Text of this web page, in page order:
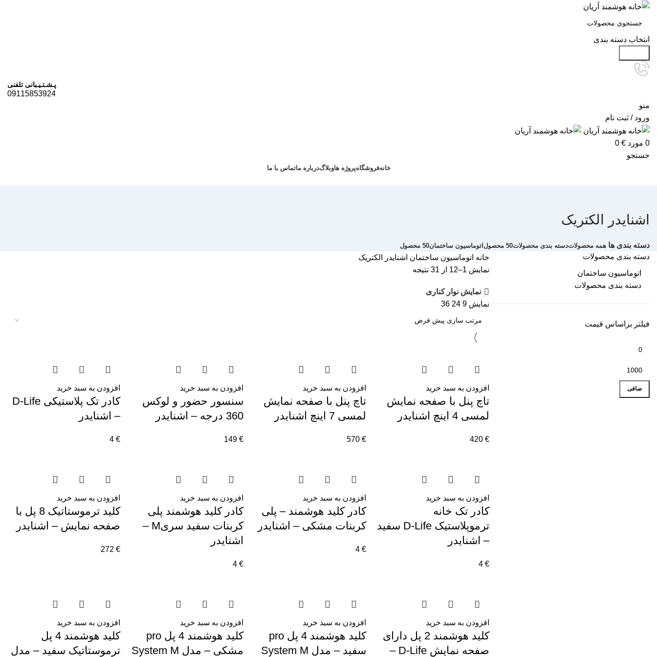
انتخاب دسته بندی
پـشـتـیـبانی تلفنی
09115853924
منو
ورود / ثبت نام
0 مورد 0 €
جستجو
خانهفروشگاهپروژه هاوبلاگدرباره ماتماس با ما
اشنایدر الکتریک
دسته بندی ها همه محصولاتدسته بندی محصولات50 محصول اتوماسیون ساختمان50 محصول
دسته بندی محصولات
اتوماسیون ساختمان
دسته بندی محصولات
فیلتر براساس قیمت
صافی
خانه اتوماسیون ساختمان اشنایدر الکتریک
نمایش 1–12 از 31 نتیجه
نمایش نوار کناری
نمایش9
24
36
افزودن به سبد خرید
تاچ پنل با صفحه نمایش
لمسی 4 اینچ اشنایدر
420 €
افزودن به سبد خرید
تاچ پنل با صفحه نمایش
لمسی 7 اینچ اشنایدر
570€
افزودن به سبد خرید
سنسور حضور و لوکس
360 درجه – اشنایدر
149 €
افزودن به سبد خرید
کادر تک پلاستیکی D-Life
– اشنایدر
4€
افزودن به سبد خرید
کادر تک خانه
ترموپلاستیک D-Life سفید
– اشنایدر
4 €
افزودن به سبد خرید
کادر کلید هوشمند – پلی
کربنات مشکی – اشنایدر
4€
افزودن به سبد خرید
کادر کلید هوشمند پلی
کربنات سفید سریM –
اشنایدر
4 €
افزودن به سبد خرید
کلید ترموستاتیک 8 پل با
صفحه نمایش – اشنایدر
272€
افزودن به سبد خرید
کلید هوشمند 2 پل دارای
صفحه نمایش D-Life –
افزودن به سبد خرید
کلید هوشمند 4 پل pro
سفید – مدل System M
افزودن به سبد خرید
کلید هوشمند 4 پل pro
مشکی – مدل System M
افزودن به سبد خرید
کلید هوشمند 4 پل
ترموستاتیک سفید – مدل